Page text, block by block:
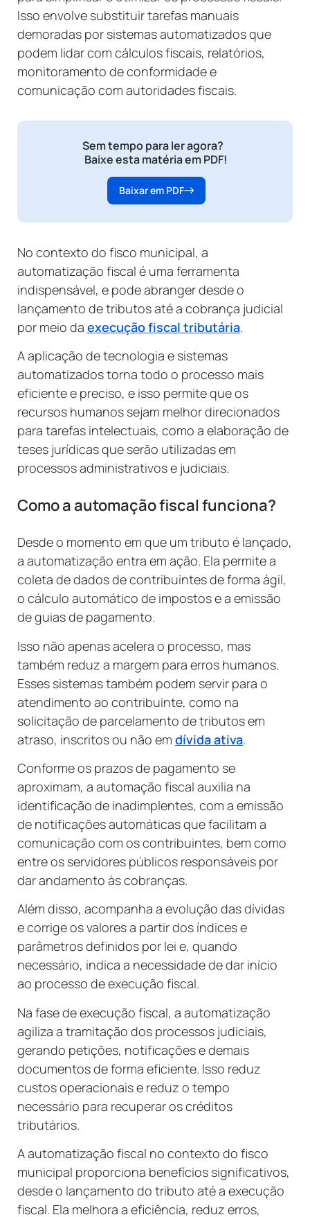
Isso envolve substituir tarefas manuais
demoradas por sistemas automatizados que
podem lidar com cálculos fiscais, relatórios,
monitoramento de conformidade e
comunicação com autoridades fiscais.
Sem tempo para ler agora?
Baixe esta matéria em PDF!
Baixar em PDF
No contexto do fisco municipal, a
automatização fiscal é uma ferramenta
indispensável, e pode abranger desde o
lançamento de tributos até a cobrança judicial
por meio da execução fiscal tributária.
A aplicação de tecnologia e sistemas
automatizados torna todo o processo mais
eficiente e preciso, e isso permite que os
recursos humanos sejam melhor direcionados
para tarefas intelectuais, como a elaboração de
teses jurídicas que serão utilizadas em
processos administrativos e judiciais.
Como a automação fiscal funciona?
Desde o momento em que um tributo é lançado,
a automatização entra em ação. Ela permite a
coleta de dados de contribuintes de forma ágil,
o cálculo automático de impostos e a emissão
de guias de pagamento.
Isso não apenas acelera o processo, mas
também reduz a margem para erros humanos.
Esses sistemas também podem servir para o
atendimento ao contribuinte, como na
solicitação de parcelamento de tributos em
atraso, inscritos ou não em dívida ativa.
Conforme os prazos de pagamento se
aproximam, a automação fiscal auxilia na
identificação de inadimplentes, com a emissão
de notificações automáticas que facilitam a
comunicação com os contribuintes, bem como
entre os servidores públicos responsáveis por
dar andamento às cobranças.
Além disso, acompanha a evolução das dívidas
e corrige os valores a partir dos índices e
parâmetros definidos por lei e, quando
necessário, indica a necessidade de dar início
ao processo de execução fiscal.
Na fase de execução fiscal, a automatização
agiliza a tramitação dos processos judiciais,
gerando petições, notificações e demais
documentos de forma eficiente. Isso reduz
custos operacionais e reduz o tempo
necessário para recuperar os créditos
tributários.
A automatização fiscal no contexto do fisco
municipal proporciona benefícios significativos,
desde o lançamento do tributo até a execução
fiscal. Ela melhora a eficiência, reduz erros,